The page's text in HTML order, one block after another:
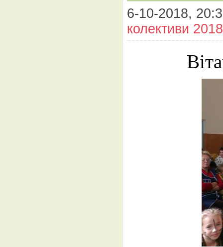
6-10-2018,
колективи